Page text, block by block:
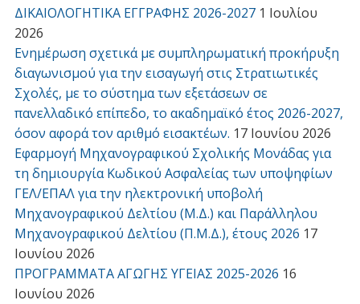
ΔΙΚΑΙΟΛΟΓΗΤΙΚΑ ΕΓΓΡΑΦΗΣ 2026-2027 1 Ιουλίου
2026
Ενημέρωση σχετικά με συμπληρωματική προκήρυξη
διαγωνισμού για την εισαγωγή στις Στρατιωτικές
Σχολές, με το σύστημα των εξετάσεων σε
πανελλαδικό επίπεδο, το ακαδημαϊκό έτος 2026-2027,
όσον αφορά τον αριθμό εισακτέων. 17 Ιουνίου 2026
Εφαρμογή Μηχανογραφικού Σχολικής Μονάδας για
τη δημιουργία Κωδικού Ασφαλείας των υποψηφίων
ΓΕΛ/ΕΠΑΛ για την ηλεκτρονική υποβολή
Μηχανογραφικού Δελτίου (Μ.Δ.) και Παράλληλου
Μηχανογραφικού Δελτίου (Π.Μ.Δ.), έτους 2026 17
Ιουνίου 2026
ΠΡΟΓΡΑΜΜΑΤΑ ΑΓΩΓΗΣ ΥΓΕΙΑΣ 2025-2026 16
Ιουνίου 2026